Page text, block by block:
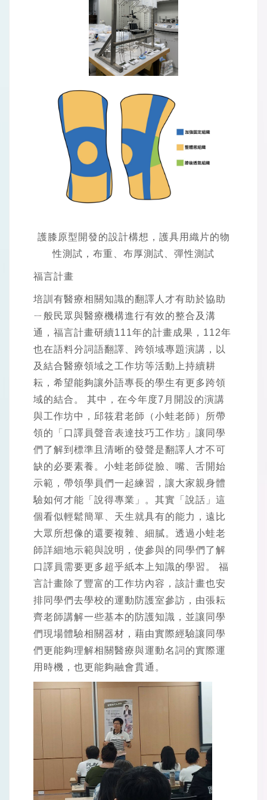
護膝原型開發的設計構想，護具用織片的物
性測試，布重、布厚測試、彈性測試
福言計畫
培訓有醫療相關知識的翻譯人才有助於協助
ㄧ般民眾與醫療機構進行有效的整合及溝
通，福言計畫研續111年的計畫成果，112年
也在語料分詞語翻譯、跨領域專題演講，以
及結合醫療領域之工作坊等活動上持續耕
耘，希望能夠讓外語專長的學生有更多跨領
域的結合。 其中，在今年度7月開設的演講
與工作坊中，邱筱君老師（小蛙老師）所帶
領的「口譯員聲音表達技巧工作坊」讓同學
們了解到標準且清晰的發聲是翻譯人才不可
缺的必要素養。小蛙老師從臉、嘴、舌開始
示範，帶領學員們一起練習，讓大家親身體
驗如何才能「說得專業」。其實「說話」這
個看似輕鬆簡單、天生就具有的能力，遠比
大眾所想像的還要複雜、細膩。透過小蛙老
師詳細地示範與說明，使參與的同學們了解
口譯員需要更多超乎紙本上知識的學習。 福
言計畫除了豐富的工作坊內容，該計畫也安
排同學們去學校的運動防護室參訪，由張耘
齊老師講解一些基本的防護知識，並讓同學
們現場體驗相關器材，藉由實際經驗讓同學
們更能夠理解相關醫療與運動名詞的實際運
用時機，也更能夠融會貫通。